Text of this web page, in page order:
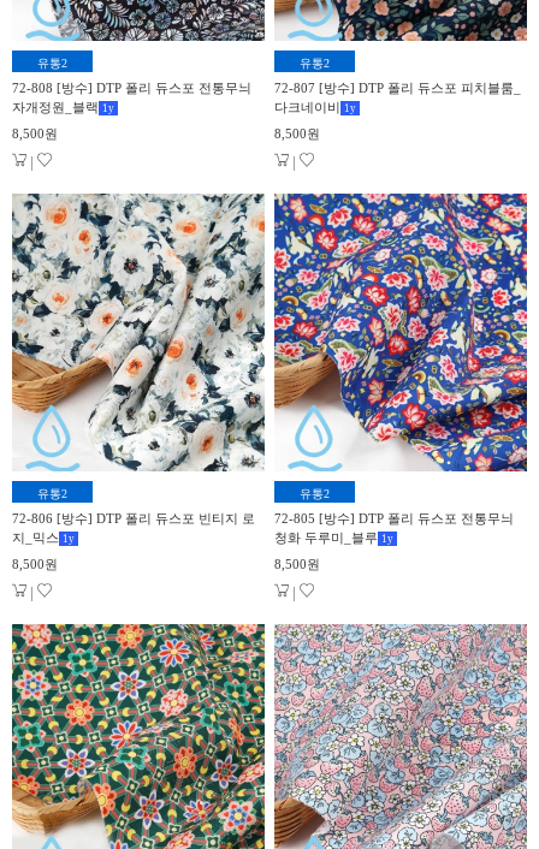
유통2
72-808 [방수] DTP 폴리 듀스포 전통무늬
자개정원_블랙 1 y
8,500원
|
유통2
72-807 [방수] DTP 폴리 듀스포 피치블룸_
다크네이비 1 y
8,500원
|
유통2
72-806 [방수] DTP 폴리 듀스포 빈티지 로
지_믹스 1 y
8,500원
|
유통2
72-805 [방수] DTP 폴리 듀스포 전통무늬
청화 두루미_블루 1 y
8,500원
|